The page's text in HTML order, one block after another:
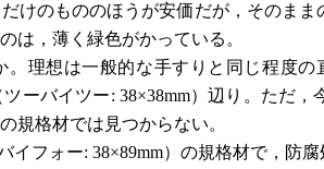
けのもののほうが安価だが，そのま
は，薄く緑色がかっている。
理想は一般的な手すりと同じ程度の
ツーバイツー: 38×38mm）辺り。ただ
規格材では見つからない。
フォー: 38×89mm）の規格材で，防